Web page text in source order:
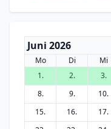
Juni 2026
Mo Di Mi
1.
2. 3.
8.
9. 10.
15.
16. 17.